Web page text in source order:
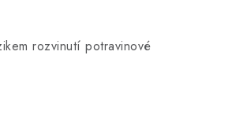
rozvinutí potravinové